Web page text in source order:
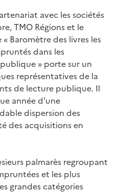
avec les sociétés
TMO Régions et le
« Baromètre des livres les
dans les
» porte sur un
représentatives de la
de lecture publique. Il
année d'une
dispersion des
des acquisitions en
palmarès regroupant
et les plus
grandes catégories